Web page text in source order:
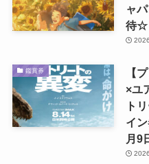
ャ
待☆
鑑賞券
【
×ユ
ト
イ
月9